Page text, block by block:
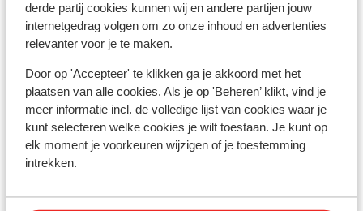
derde partij cookies kunnen wij en andere partijen jouw
internetgedrag volgen om zo onze inhoud en advertenties
relevanter voor je te maken.
Door op 'Accepteer' te klikken ga je akkoord met het
plaatsen van alle cookies. Als je op 'Beheren’ klikt, vind je
meer informatie incl. de volledige lijst van cookies waar je
kunt selecteren welke cookies je wilt toestaan. Je kunt op
elk moment je voorkeuren wijzigen of je toestemming
intrekken.
vanwege de hoge kosten die worden verrekend.
Informeer voorafgaand de vakantie hierover bij uw
provider. Wil je gebruikmaken van het internet via je
telefoon, dan raden wij aan om dit via een Wireless
netwerk te doen. Zet ook altijd in het buitenland
dataroaming uit.
Alarmnummer:
Het alarmnummer in Italië voor de politie is 112.